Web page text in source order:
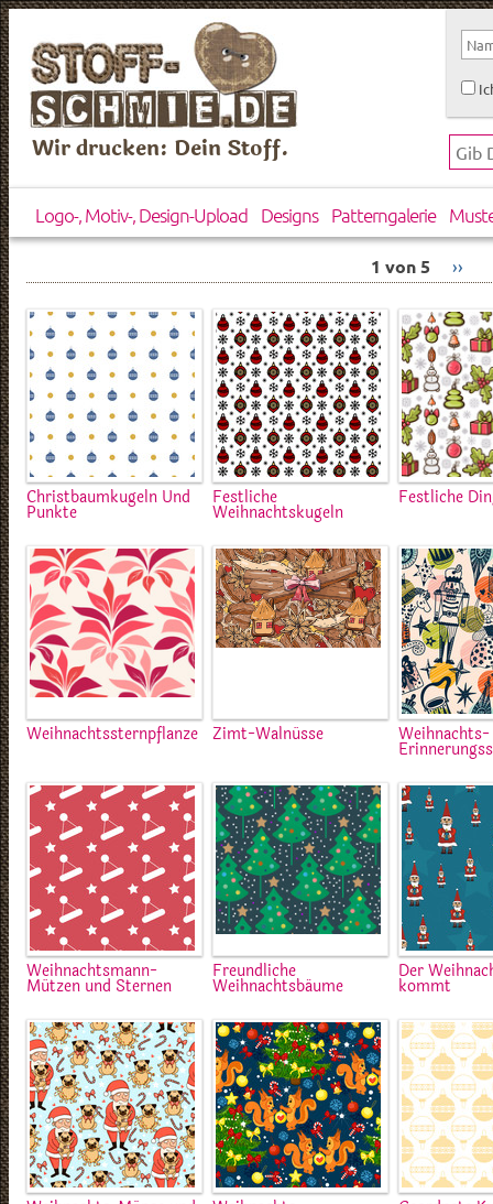
Wir drucken: Dein Stoff.
Logo-, Motiv-, Design-Upload Designs Patterngalerie
1 von 5 ››
Christbaumkugeln Und
Punkte
Festliche
Weihnachtskugeln
Festliche
Weihnachtssternpflanze Zimt-Walnüsse Weihnachts-
Weihnachtsmann-
Mützen und Sternen
Freundliche
Weihnachtsbäume
Der
kommt